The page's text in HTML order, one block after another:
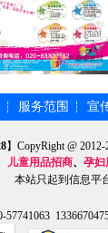
┆ 服务范围 ┆ 宣
】CopyRight @
儿童用品招商、 孕妇
本站只起到信息平
57741063